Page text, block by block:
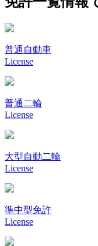
普通自動車
License
普通二輪
License
大型自動二輪
License
準中型免許
License